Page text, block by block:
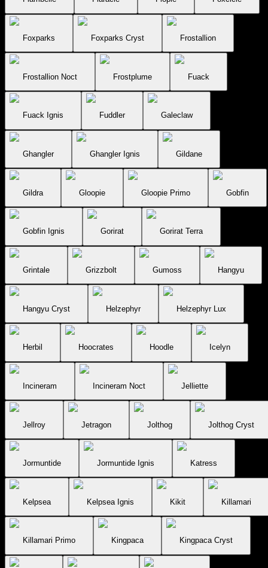
Foxparks Foxparks Cryst Frostallion
Frostallion Noct Frostplume Fuack
Fuack Ignis Fuddler Galeclaw
Ghangler Ghangler Ignis Gildane
Gildra Gloopie Gloopie Primo Gobfin
Gobfin Ignis Gorirat Gorirat Terra
Grintale Grizzbolt Gumoss Hangyu
Hangyu Cryst Helzephyr Helzephyr Lux
Herbil Hoocrates Hoodle Icelyn
Incineram Incineram Noct Jelliette
Jellroy Jetragon Jolthog Jolthog Cryst
Jormuntide Jormuntide Ignis Katress
Kelpsea Kelpsea Ignis Kikit Killamari
Killamari Primo Kingpaca Kingpaca Cryst